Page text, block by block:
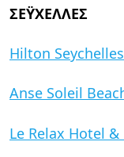
ΣΕΫΧΕΛΛΕΣ
Hilton
Anse Soleil
Le Relax Hotel